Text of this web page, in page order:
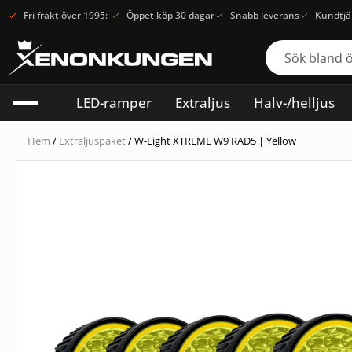
Fri frakt över 1995:- Öppet köp 30 dagar Snabb leverans
LED-ramper Extraljus Halv-/helljus
Hem / Extraljuspaket/ W-Light XTREME W9 RAD5 | Yellow